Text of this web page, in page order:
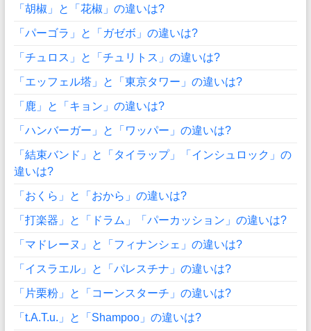
「胡椒」と「花椒」の違いは?
「パーゴラ」と「ガゼボ」の違いは?
「チュロス」と「チュリトス」の違いは?
「エッフェル塔」と「東京タワー」の違いは?
「鹿」と「キョン」の違いは?
「ハンバーガー」と「ワッパー」の違いは?
「結束バンド」と「タイラップ」「インシュロック」の
違いは?
「おくら」と「おから」の違いは?
「打楽器」と「ドラム」「パーカッション」の違いは?
「マドレーヌ」と「フィナンシェ」の違いは?
「イスラエル」と「パレスチナ」の違いは?
「片栗粉」と「コーンスターチ」の違いは?
「t.A.T.u.」と「Shampoo」の違いは?